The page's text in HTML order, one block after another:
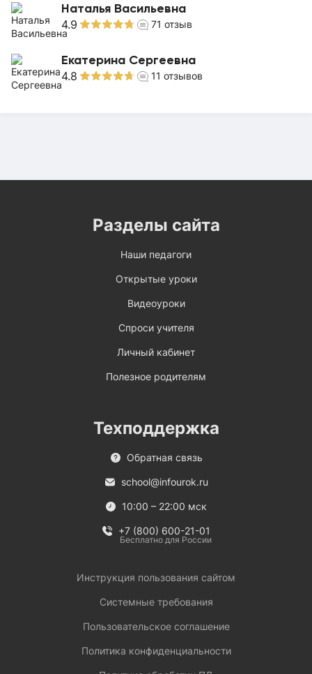
Наталья Васильевна
4.9 71 отзыв
Екатерина Сергеевна
4.8 11 отзывов
Разделы сайта
Наши педагоги
Открытые уроки
Видеоуроки
Спроси учителя
Личный кабинет
Полезное родителям
Техподдержка
Обратная связь
school@infourok.ru
10:00 – 22:00 мск
+7 (800) 600-21-01
Бесплатно для России
Инструкция пользования сайтом
Системные требования
Пользовательское соглашение
Политика конфиденциальности